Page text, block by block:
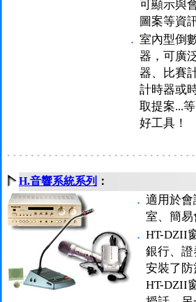
可顯示與
圖案等資
． 室內型倒
器，可廣
器、比賽
計時器或
取提案...
好工具！
H.音響系統系列 ：
． 適用於
室、簡易
． HT-DZII
銀行、
安裝了
HT-DZII